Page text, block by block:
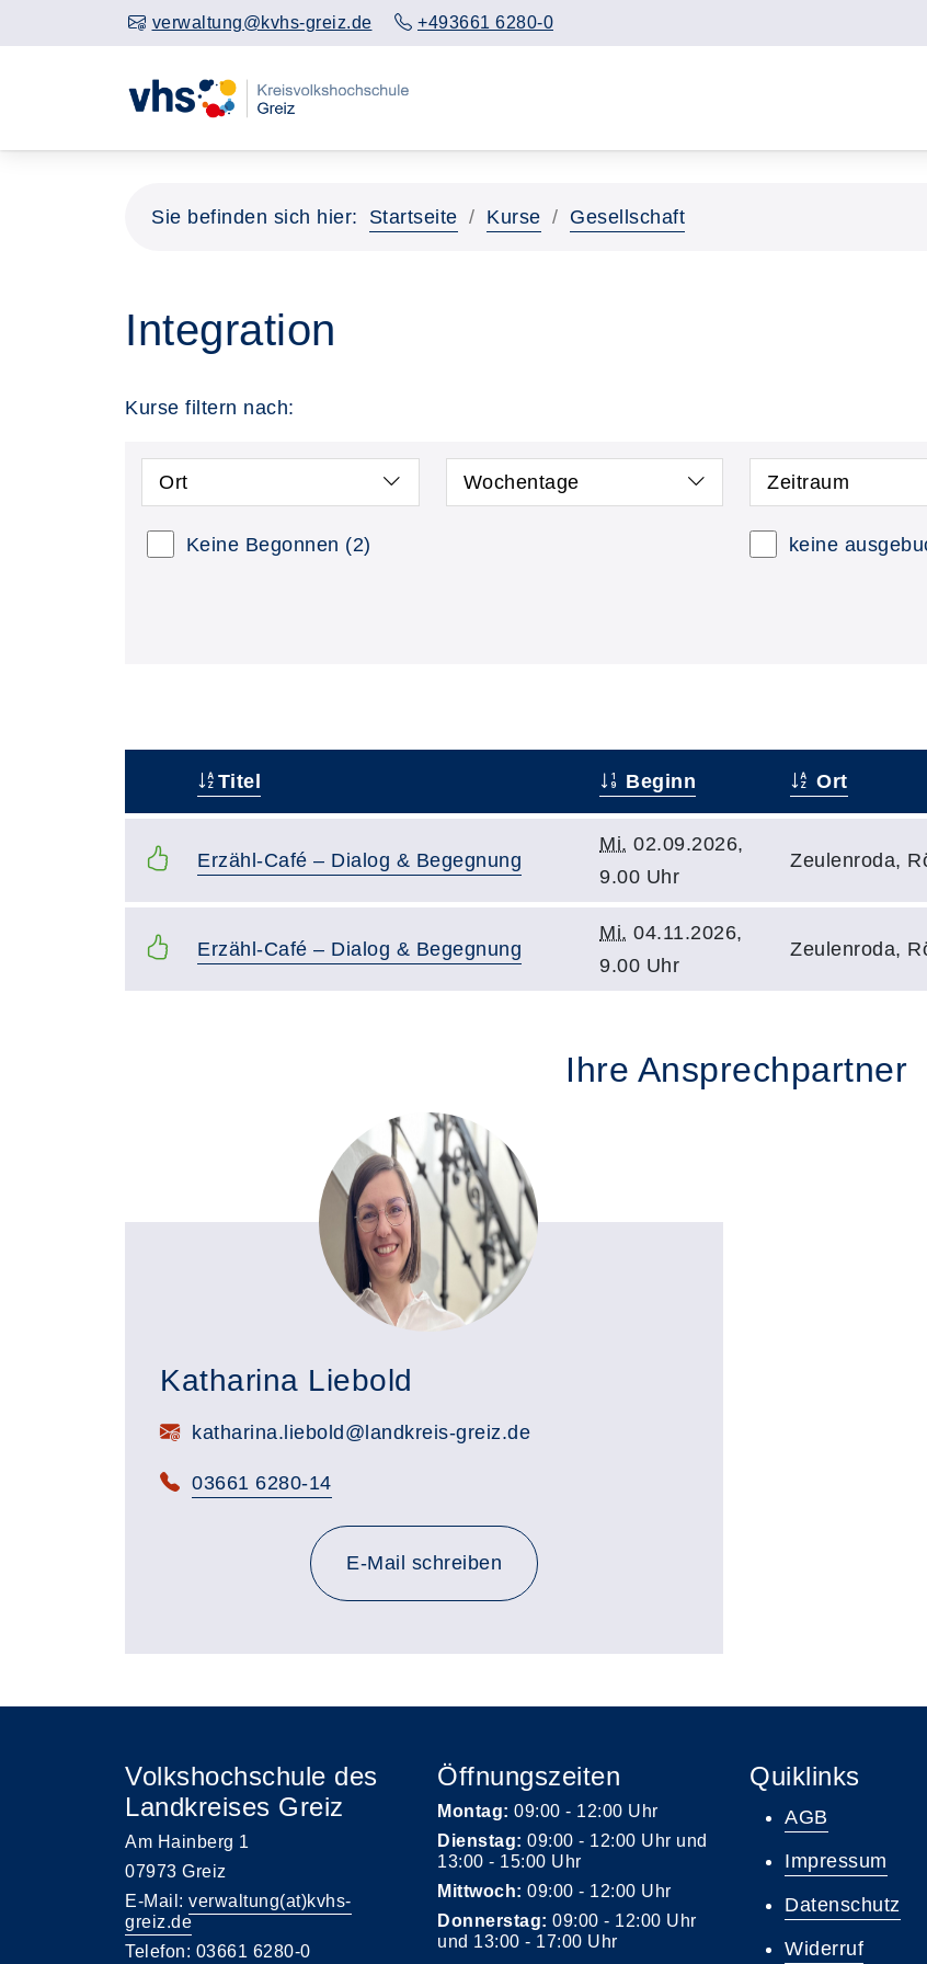
verwaltung@kvhs-greiz.de +493661 6280-0
Sie befinden sich hier: Startseite Kurse Gesellschaft
Integration
Kurse filtern nach:
Ort Wochentage Zeitraum
Keine Begonnen (2) keine
Titel Beginn Ort
Erzähl-Café – Dialog & Begegnung
Mi. 02.09.2026,
9.00 Uhr
Zeulenroda,
Erzähl-Café – Dialog & Begegnung
Mi. 04.11.2026,
9.00 Uhr
Zeulenroda,
Ihre Ansprechpartner
Katharina Liebold
E-Mail:katharina.liebold@landkreis-greiz.de
Telefon:
03661 6280-14
E-Mail schreiben
Volkshochschule des
Landkreises Greiz
Am Hainberg 1
07973 Greiz
E-Mail: verwaltung(at)kvhs-
greiz.de
Telefon: 03661 6280-0
Öffnungszeiten
Montag: 09:00 - 12:00 Uhr
Dienstag: 09:00 - 12:00 Uhr und
13:00 - 15:00 Uhr
Mittwoch: 09:00 - 12:00 Uhr
Donnerstag: 09:00 - 12:00 Uhr
und 13:00 - 17:00 Uhr
Quiklinks
AGB
Impressum
Datenschutz
Widerruf